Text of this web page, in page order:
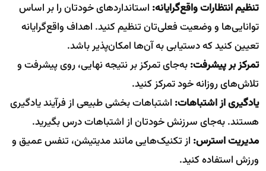
تنظیم انتظارات واقع‌گرایانه: استانداردهای خودتان را بر اساس
توانایی‌ها و وضعیت فعلی‌تان تنظیم کنید. اهداف واقع‌گرایانه
تعیین کنید که دستیابی به آن‌ها امکان‌پذیر باشد.
تمرکز بر پیشرفت:به‌جای تمرکز بر نتیجه نهایی، روی پیشرفت و
تلاش‌های روزانه خود تمرکز کنید.
یادگیری از اشتباهات: اشتباهات بخشی طبیعی از فرآیند یادگیری
هستند. به‌جای سرزنش خودتان از اشتباهات درس بگیرید.
مدیریت استرس: از تکنیک‌هایی مانند مدیتیشن، تنفس عمیق و
ورزش استفاده کنید.